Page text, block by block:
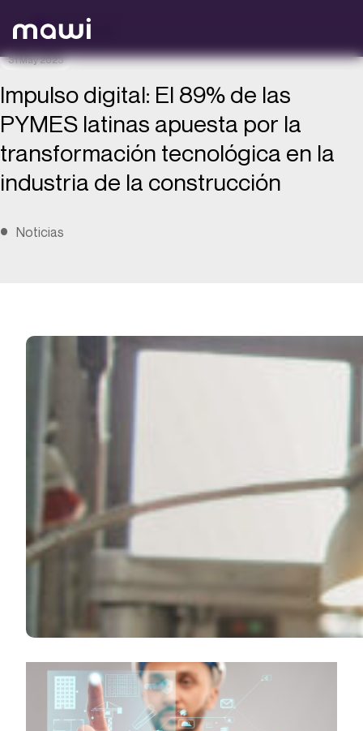
Volver atrás
31 May 2023
Impulso digital: El 89% de las
PYMES latinas apuesta por la
transformación tecnológica en la
industria de la construcción
Noticias